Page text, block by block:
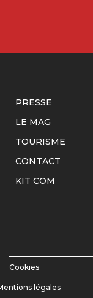
PRESSE
LE MAG
TOURISME
CONTACT
KIT COM
Cookies
légales